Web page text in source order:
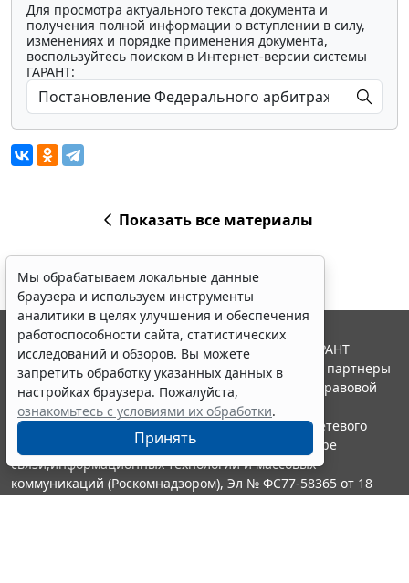
Для просмотра актуального текста документа и
получения полной информации о вступлении в силу,
изменениях и порядке применения документа,
воспользуйтесь поиском в Интернет-версии системы
ГАРАНТ:
Показать все материалы
Мы обрабатываем локальные данные
браузера и используем инструменты
аналитики в целях улучшения и обеспечения
работоспособности сайта, статистических
исследований и обзоров. Вы можете
запретить обработку указанных данных в
настройках браузера. Пожалуйста,
ознакомьтесь с условиями их обработки.
Принять
© ООО "НПП "ГАРАНТ-СЕРВИС", 2026. Система ГАРАНТ
выпускается с 1990 года. Компания "Гарант" и ее партнеры
являются участниками Российской ассоциации правовой
информации ГАРАНТ.
Портал ГАРАНТ.РУ зарегистрирован в качестве сетевого
издания Федеральной службой по надзору в сфере
связи,информационных технологий и массовых
коммуникаций (Роскомнадзором), Эл № ФС77-58365 от 18